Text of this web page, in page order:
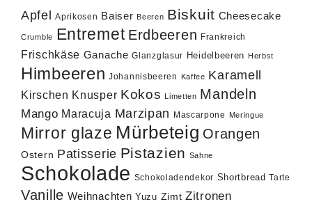
Apfel Aprikosen Baiser Beeren Biskuit Cheesecake
Crumble Entremet Erdbeeren Frankreich
Frischkäse Ganache Glanzglasur Heidelbeeren Herbst
Himbeeren Johannisbeeren Kaffee Karamell
Kirschen Knusper Kokos Limetten Mandeln
Mango Maracuja Marzipan Mascarpone Meringue
Mirror glaze Mürbeteig Orangen
Ostern Patisserie Pistazien Sahne
Schokolade Schokoladendekor Shortbread Tarte
Vanille Weihnachten Yuzu Zimt Zitronen